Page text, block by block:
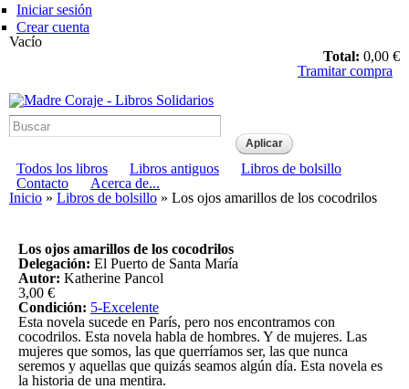
Iniciar sesión
Crear cuenta
Vacío
Total: 0,00 €
Tramitar compra
Solidarios
Menú principal
Todos los libros Libros antiguos
Libros de bolsillo
Menú secundario
Contacto
Acerca de...
Usted está aquí
Inicio » Libros de bolsillo » Los ojos amarillos de los cocodrilos
Los ojos amarillos de los cocodrilos
Delegación: El Puerto de Santa María
Autor: Katherine Pancol
3,00 €
Condición: 5-Excelente
Esta novela sucede en París, pero nos encontramos con
cocodrilos. Esta novela habla de hombres. Y de mujeres. Las
mujeres que somos, las que querríamos ser, las que nunca
seremos y aquellas que quizás seamos algún día. Esta novela es
la historia de una mentira.